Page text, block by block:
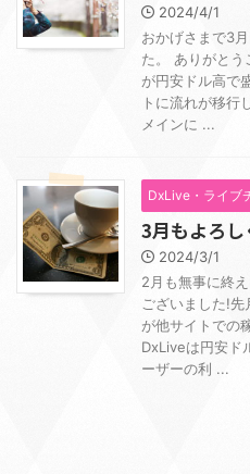
2024/4/1
おかげさまで3
た。 ありがとう
が円安ドル高で
トに流れが移行
メインに ...
DxLive・ライブ
3月もよろ
2024/3/1
2月も無事に終
ございました!
が他サイトでの
DxLiveは円安ド
ーザーの利 ...